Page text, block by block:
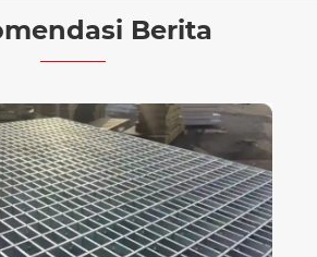
Berita
Baja PV Korosi Tinggi
Mencakup 30+ Negara
>>